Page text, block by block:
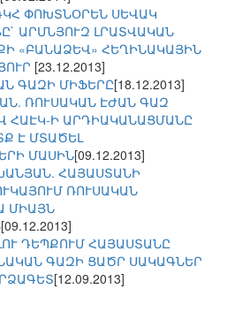
ՓՈԽՏՆՕՐԵՆ ՍԵՎԱԿ
ԱՐՄՆՅՈՒԶ ԼՐԱՏՎԱԿԱՆ
«ԲԱՆԱՁԵՎ» ՀԵՂԻՆԱԿԱՅԻՆ
[23.12.2013]
ԳԱԶԻ ՄԻՖԵՐԸ[18.12.2013]
ՌՈՒՍԱԿԱՆ ԷԺԱՆ ԳԱԶ
ՀԱԷԿ-Ի ԱՐԴԻԱԿԱՆԱՑՄԱՆԸ
Է ՄՏԱԾԵԼ
ՄԱՍԻՆ[09.12.2013]
ՀԱՅԱՍՏԱՆԻ
ՌՈՒՍԱԿԱՆ
ՄԻԱՅՆ
[09.12.2013]
ԴԵՊՔՈՒՄ ՀԱՅԱՍՏԱՆԸ
ԳԱԶԻ ՑԱԾՐ ՍԱԿԱԳՆԵՐ
[12.09.2013]